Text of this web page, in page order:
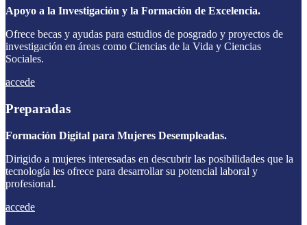
Apoyo a la Investigación y la Formación de Excelencia.
Ofrece becas y ayudas para estudios de posgrado y proyectos de
investigación en áreas como Ciencias de la Vida y Ciencias
Sociales.
accede
Preparadas
Formación Digital para Mujeres Desempleadas.
Dirigido a mujeres interesadas en descubrir las posibilidades que la
tecnología les ofrece para desarrollar su potencial laboral y
profesional.
accede